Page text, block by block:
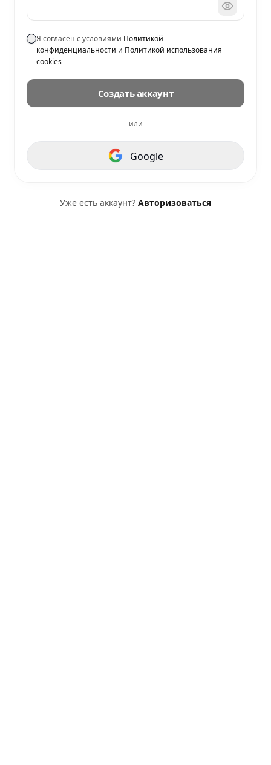
Я согласен с условиями Политикой
конфиденциальности и Политикой использования
cookies
Создать аккаунт
или
Google
Уже есть аккаунт? Авторизоваться